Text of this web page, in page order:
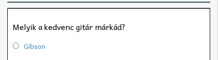
Melyik a kedvenc gitár márkád?
Gibson